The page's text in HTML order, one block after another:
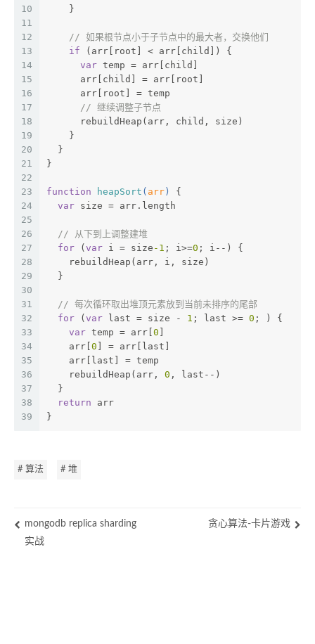
10
11
12
13
14
15
16
17
18
19
20
21
22
23
24
25
26
27
28
29
30
31
32
33
34
35
36
37
38
39
    }
// 如果根节点小于子节点中的最大者，交换他们
if (arr[root] < arr[child]) {
var temp = arr[child]
      arr[child] = arr[root]
      arr[root] = temp
// 继续调整子节点
      rebuildHeap(arr, child, size)
    }
  }
}
function heapSort ( arr) {
var size = arr.length
// 从下到上调整建堆
for (var i = size -1 ; i>=0 ; i--) {
    rebuildHeap(arr, i, size)
  }
// 每次循环取出堆顶元素放到当前未排序的尾部
for (var last = size - 1 ; last >= 0 ; ) {
var temp = arr[0 ]
    arr[
0 ] = arr[last]
    arr[last] = temp
    rebuildHeap(arr,
0 , last--)
  }
return arr
}
# 算法 # 堆
mongodb replica sharding
实战
贪心算法-卡片游戏